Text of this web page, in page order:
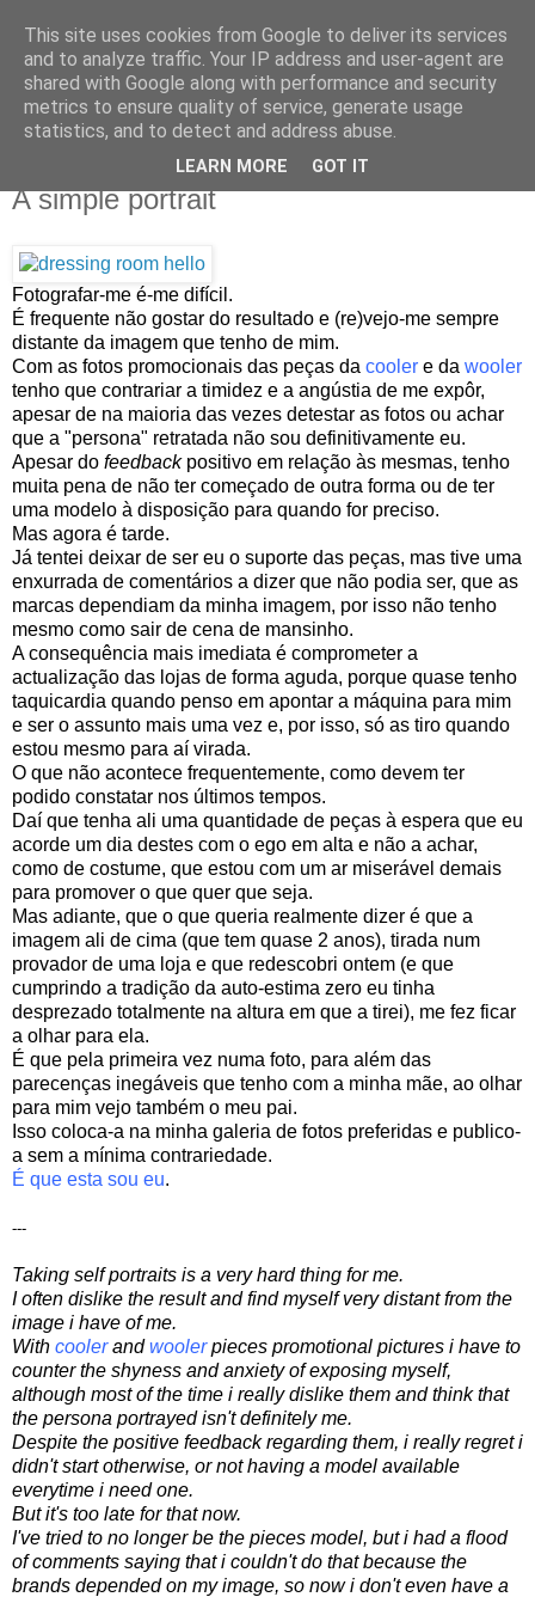
IN MY POCKET
all the things and people that i bring along with me everyday
A simple portrait
Fotografar-me é-me difícil.
É frequente não gostar do resultado e (re)vejo-me sempre
distante da imagem que tenho de mim.
Com as fotos promocionais das peças da cooler e da wooler
tenho que contrariar a timidez e a angústia de me expôr,
apesar de na maioria das vezes detestar as fotos ou achar
que a "persona" retratada não sou definitivamente eu.
Apesar do feedbackpositivo em relação às mesmas, tenho
muita pena de não ter começado de outra forma ou de ter
uma modelo à disposição para quando for preciso.
Mas agora é tarde.
Já tentei deixar de ser eu o suporte das peças, mas tive uma
enxurrada de comentários a dizer que não podia ser, que as
marcas dependiam da minha imagem, por isso não tenho
mesmo como sair de cena de mansinho.
A consequência mais imediata é comprometer a
actualização das lojas de forma aguda, porque quase tenho
taquicardia quando penso em apontar a máquina para mim
e ser o assunto mais uma vez e, por isso, só as tiro quando
estou mesmo para aí virada.
O que não acontece frequentemente, como devem ter
podido constatar nos últimos tempos.
Daí que tenha ali uma quantidade de peças à espera que eu
acorde um dia destes com o ego em alta e não a achar,
como de costume, que estou com um ar miserável demais
para promover o que quer que seja.
Mas adiante, que o que queria realmente dizer é que a
imagem ali de cima (que tem quase 2 anos), tirada num
provador de uma loja e que redescobri ontem (e que
cumprindo a tradição da auto-estima zero eu tinha
desprezado totalmente na altura em que a tirei), me fez ficar
a olhar para ela.
É que pela primeira vez numa foto, para além das
parecenças inegáveis que tenho com a minha mãe, ao olhar
para mim vejo também o meu pai.
Isso coloca-a na minha galeria de fotos preferidas e publico-
a sem a mínima contrariedade.
É que esta sou eu.
---
Taking self portraits is a very hard thing for me.
I often dislike the result andfind myself very distant from the
image i have of me.
With cooler and woolerpieces promotional pictures i have to
counter the shyness and anxiety of exposing myself,
although most of the time i really dislike them and think that
the persona portrayed isn'tdefinitely me.
Despite the positive feedbackregarding them, i really regreti
didn't start otherwise, ornothaving a model available
everytime i need one.
But it's too late for that now.
I've tried to no longer be the pieces model, but i had a flood
of comments saying that i couldn't do thatbecause the
brands depended on my image, so now i don't even have a
This site uses cookies from Google to deliver its services
and to analyze traffic. Your IP address and user-agent are
shared with Google along with performance and security
metrics to ensure quality of service, generate usage
statistics, and to detect and address abuse.
LEARN MORE GOT IT